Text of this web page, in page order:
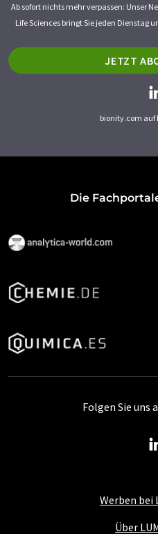
Ab sofort nichts mehr verpassen: Unser
Life Sciences bringt Sie jeden Dienstag
JETZT
bionity.com auf
Die
Werben bei
Über
Folgen Sie uns